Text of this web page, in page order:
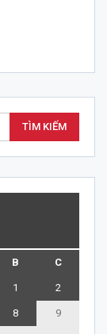
B C
1 2
8 9